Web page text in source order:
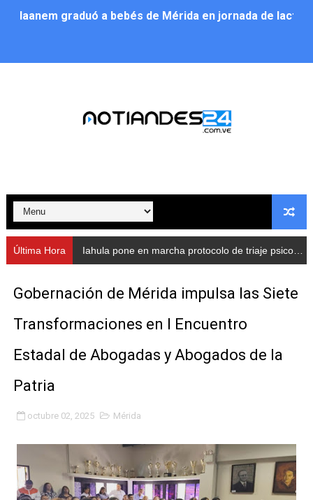
Iaanem graduó a bebés de Mérida en jornada de
Alcalde Nelson Álvarez llevó jornada recreativa a la
Nevado Gas optimiza servicio residencial en la
Balance semestral impulsa inclusión y atención a
Plan Vacacional Comunitario “Ríe 2026” recorre las
Alcaldía del Municipio Libertador realizó una jornada
Fundacite Mérida dicta taller gratuito de electrónica
INN-Mérida celebró el Lacto grado para promover el
Impulsan plan estratégico de seguridad ciudadana
Mérida impulsa desarrollo económico con taller de
Fomficc consolida alianzas e impulsa la economía
Niños de Estudiantes de Mérida sembraron 110
Última Hora Iahula pone en marcha protocolo de triaje psicosocial para atender a rescatistas
Gobernación de Mérida impulsa las Siete
Transformaciones en I Encuentro
Estadal de Abogadas y Abogados de la
Patria
octubre 02, 2025 Mérida